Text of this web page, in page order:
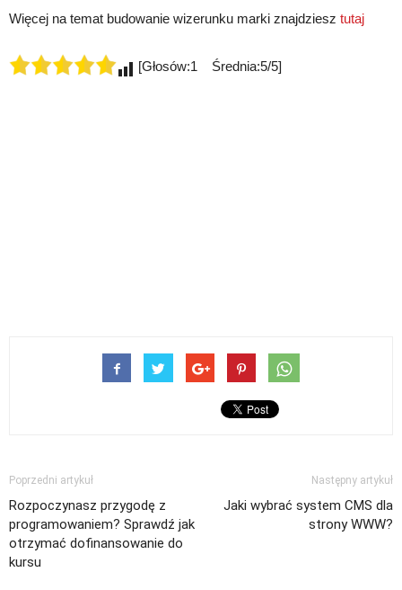
Więcej na temat budowanie wizerunku marki znajdziesz tutaj
[Głosów:1 Średnia:5/5]
Poprzedni artykuł
Rozpoczynasz przygodę z
programowaniem? Sprawdź jak
otrzymać dofinansowanie do
kursu
Następny artykuł
Jaki wybrać system CMS dla
strony WWW?